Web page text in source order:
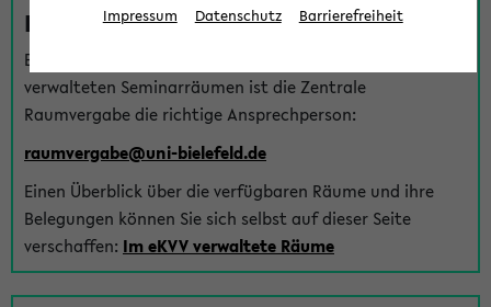
Räumen
Bei Fragen zur Vergabe von Hörsälen und vom eKVV
verwalteten Seminarräumen ist die Zentrale
Raumvergabe die richtige Ansprechperson:
raumvergabe@uni-bielefeld.de
Einen Überblick über die verfügbaren Räume und ihre
Belegungen können Sie sich selbst auf dieser Seite
verschaffen: Im eKVV verwaltete Räume
Impressum Datenschutz Barrierefreiheit